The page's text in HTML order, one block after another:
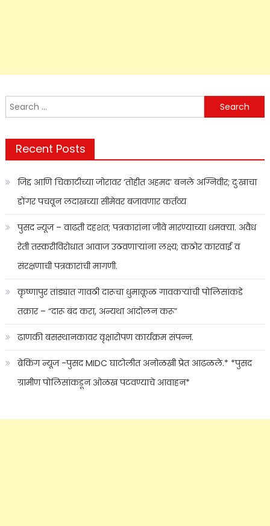
Search
for:
Recent Posts
जिद्द आणि चिकाटीच्या जोरावर ‘तोहीत अहमद’ बनले अग्निवीर; दुःखाचा
डोंगर पचवून लदाखच्या सीमेवर बजावणार कर्तव्य
पुसद न्यूज – वाढती दहशत; पत्रकारांना जीवे मारण्याच्या धमक्या. अवैध
रेती तस्करीविरोधात आवाज उठवणाऱ्यांना लक्ष्य; कठोर कारवाई व
संरक्षणाची पत्रकारांची मागणी.
कृष्णापुर तांड्यात गावठी दारूचा धुमाकूळ गावकऱ्यांची पोलिसांकडे
तक्रार – “दारू बंद करा, अन्यथा आंदोलन करू”
ढाणकी बसस्थानकावर वृक्षारोपण कार्यक्रम संपन्न.
ब्रेकिंग न्यूज -पुसद MIDC घाटोलीत अनोळखी प्रेत आढळले.* *पुसद
ग्रामीण पोलिसांकडून ओळख पटवण्याचे आवाहन*